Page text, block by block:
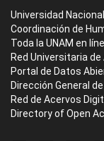
Universidad
Coordinación de
Toda la UNAM en
Red Universitaria
Portal de Datos
Dirección General
Red de Acervos
Directory of Open